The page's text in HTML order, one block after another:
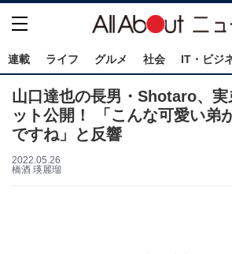
連載 ライフ グルメ 社会 IT・ビジ
山口達也の長男・Shotaro、実
ット公開！ 「こんな可愛い弟
ですね」と反響
2022.05.26
橋酒 瑛麗瑠